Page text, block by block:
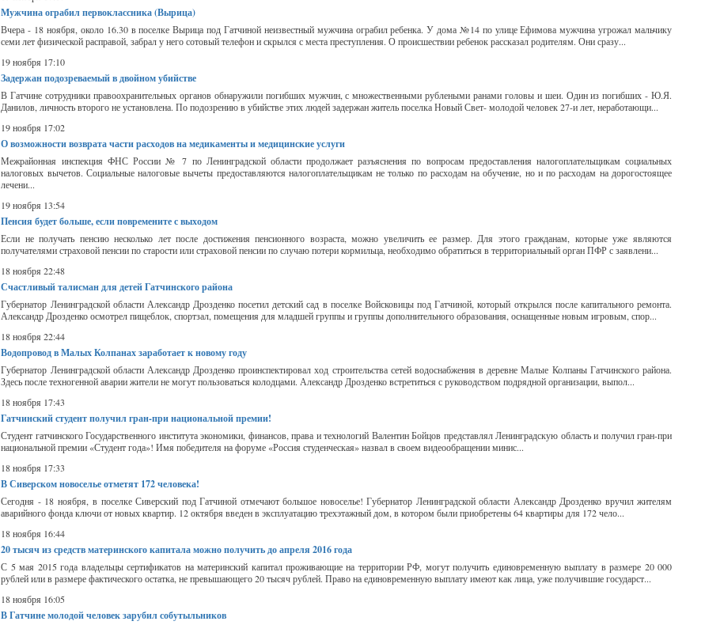
Мужчина ограбил первоклассника (Вырица)
Вчера - 18 ноября, около 16.30 в поселке Вырица под Гатчиной неизвестный мужчина ограбил ребенка. У дома №14 по улице Ефимова мужчина угрожал мальчику
семи лет физической расправой, забрал у него сотовый телефон и скрылся с места преступления. О происшествии ребенок рассказал родителям. Они сразу...
19 ноября 17:10
Задержан подозреваемый в двойном убийстве
В Гатчине сотрудники правоохранительных органов обнаружили погибших мужчин, с множественными рублеными ранами головы и шеи. Один из погибших - Ю.Я.
Данилов, личность второго не установлена. По подозрению в убийстве этих людей задержан житель поселка Новый Свет- молодой человек 27-и лет, неработающи...
19 ноября 17:02
О возможности возврата части расходов на медикаменты и медицинские услуги
Межрайонная инспекция ФНС России № 7 по Ленинградской области продолжает разъяснения по вопросам предоставления налогоплательщикам социальных
налоговых вычетов. Социальные налоговые вычеты предоставляются налогоплательщикам не только по расходам на обучение, но и по расходам на дорогостоящее
лечени...
19 ноября 13:54
Пенсия будет больше, если повремените с выходом
Если не получать пенсию несколько лет после достижения пенсионного возраста, можно увеличить ее размер. Для этого гражданам, которые уже являются
получателями страховой пенсии по старости или страховой пенсии по случаю потери кормильца, необходимо обратиться в территориальный орган ПФР с заявлени...
18 ноября 22:48
Счастливый талисман для детей Гатчинского района
Губернатор Ленинградской области Александр Дрозденко посетил детский сад в поселке Войсковицы под Гатчиной, который открылся после капитального ремонта.
Александр Дрозденко осмотрел пищеблок, спортзал, помещения для младшей группы и группы дополнительного образования, оснащенные новым игровым, спор...
18 ноября 22:44
Водопровод в Малых Колпанах заработает к новому году
Губернатор Ленинградской области Александр Дрозденко проинспектировал ход строительства сетей водоснабжения в деревне Малые Колпаны Гатчинского района.
Здесь после техногенной аварии жители не могут пользоваться колодцами. Александр Дрозденко встретиться с руководством подрядной организации, выпол...
18 ноября 17:43
Гатчинский студент получил гран-при национальной премии!
Студент гатчинского Государственного института экономики, финансов, права и технологий Валентин Бойцов представлял Ленинградскую область и получил гран-при
национальной премии «Студент года»! Имя победителя на форуме «Россия студенческая» назвал в своем видеообращении минис...
18 ноября 17:33
В Сиверском новоселье отметят 172 человека!
Сегодня - 18 ноября, в поселке Сиверский под Гатчиной отмечают большое новоселье! Губернатор Ленинградской области Александр Дрозденко вручил жителям
аварийного фонда ключи от новых квартир. 12 октября введен в эксплуатацию трехэтажный дом, в котором были приобретены 64 квартиры для 172 чело...
18 ноября 16:44
20 тысяч из средств материнского капитала можно получить до апреля 2016 года
С 5 мая 2015 года владельцы сертификатов на материнский капитал проживающие на территории РФ, могут получить единовременную выплату в размере 20 000
рублей или в размере фактического остатка, не превышающего 20 тысяч рублей. Право на единовременную выплату имеют как лица, уже получившие государст...
18 ноября 16:05
В Гатчине молодой человек зарубил собутыльников